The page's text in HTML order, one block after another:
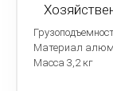
Материал
Масса 3,2 кг